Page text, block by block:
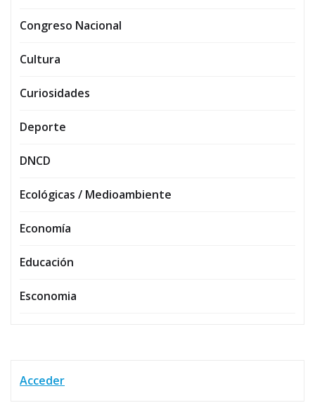
Congreso Nacional
Cultura
Curiosidades
Deporte
DNCD
Ecológicas / Medioambiente
Economía
Educación
Esconomia
Acceder